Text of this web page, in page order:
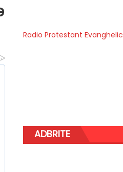
Radio Protestant Evanghelic
ADBRITE